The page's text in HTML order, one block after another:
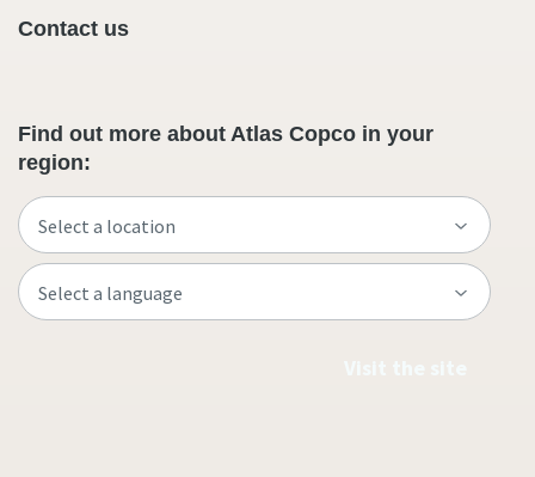
Contact us
Find out more about Atlas Copco in your
region: